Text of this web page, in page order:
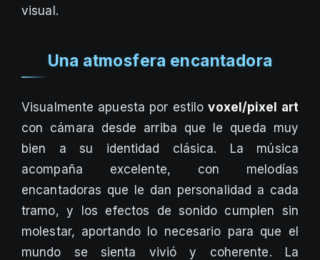
visual.
Una atmosfera encantadora
Visualmente apuesta por estilovoxel/pixel art
con cámara desde arriba que le queda muy
bien a su identidad clásica. La música
acompaña excelente, con melodías
encantadoras que le dan personalidad a cada
tramo, y los efectos de sonido cumplen sin
molestar, aportando lo necesario para que el
mundo se sienta vivió y coherente. La